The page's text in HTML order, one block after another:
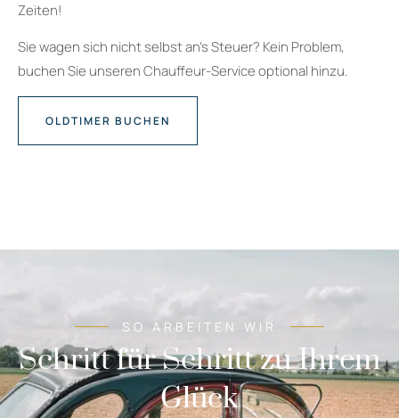
Zeiten!
Sie wagen sich nicht selbst an’s Steuer? Kein Problem,
buchen Sie unseren Chauffeur-Service optional hinzu.
OLDTIMER BUCHEN
SO ARBEITEN WIR
Schritt für Schritt zu Ihrem
Glück